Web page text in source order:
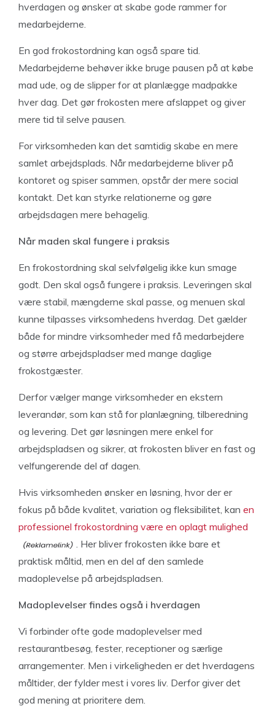
hverdagen og ønsker at skabe gode rammer for
medarbejderne.
En god frokostordning kan også spare tid.
Medarbejderne behøver ikke bruge pausen på at købe
mad ude, og de slipper for at planlægge madpakke
hver dag. Det gør frokosten mere afslappet og giver
mere tid til selve pausen.
For virksomheden kan det samtidig skabe en mere
samlet arbejdsplads. Når medarbejderne bliver på
kontoret og spiser sammen, opstår der mere social
kontakt. Det kan styrke relationerne og gøre
arbejdsdagen mere behagelig.
Når maden skal fungere i praksis
En frokostordning skal selvfølgelig ikke kun smage
godt. Den skal også fungere i praksis. Leveringen skal
være stabil, mængderne skal passe, og menuen skal
kunne tilpasses virksomhedens hverdag. Det gælder
både for mindre virksomheder med få medarbejdere
og større arbejdspladser med mange daglige
frokostgæster.
Derfor vælger mange virksomheder en ekstern
leverandør, som kan stå for planlægning, tilberedning
og levering. Det gør løsningen mere enkel for
arbejdspladsen og sikrer, at frokosten bliver en fast og
velfungerende del af dagen.
Hvis virksomheden ønsker en løsning, hvor der er
fokus på både kvalitet, variation og fleksibilitet, kan en
professionel frokostordning være en oplagt mulighed
. Her bliver frokosten ikke bare et
praktisk måltid, men en del af den samlede
madoplevelse på arbejdspladsen.
Madoplevelser findes også i hverdagen
Vi forbinder ofte gode madoplevelser med
restaurantbesøg, fester, receptioner og særlige
arrangementer. Men i virkeligheden er det hverdagens
måltider, der fylder mest i vores liv. Derfor giver det
god mening at prioritere dem.